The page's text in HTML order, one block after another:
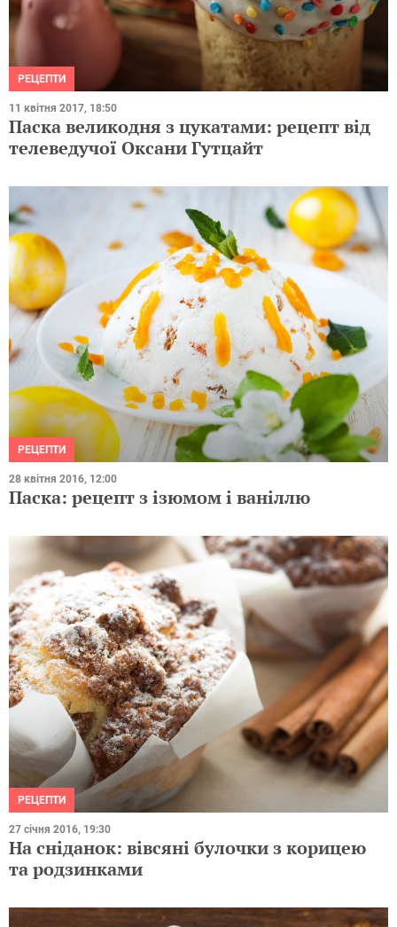
РЕЦЕПТИ
11 квітня 2017, 18:50
Паска великодня з цукатами: рецепт від
телеведучої Оксани Гутцайт
РЕЦЕПТИ
28 квітня 2016, 12:00
Паска: рецепт з ізюмом і ваніллю
РЕЦЕПТИ
27 січня 2016, 19:30
На сніданок: вівсяні булочки з корицею
та родзинками